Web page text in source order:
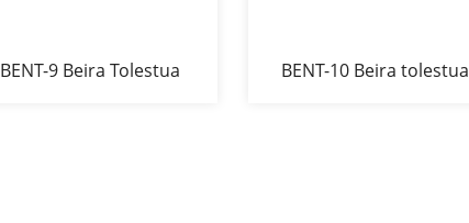
BENT-9 Beira Tolestua
BENT-10 Beira tolestua